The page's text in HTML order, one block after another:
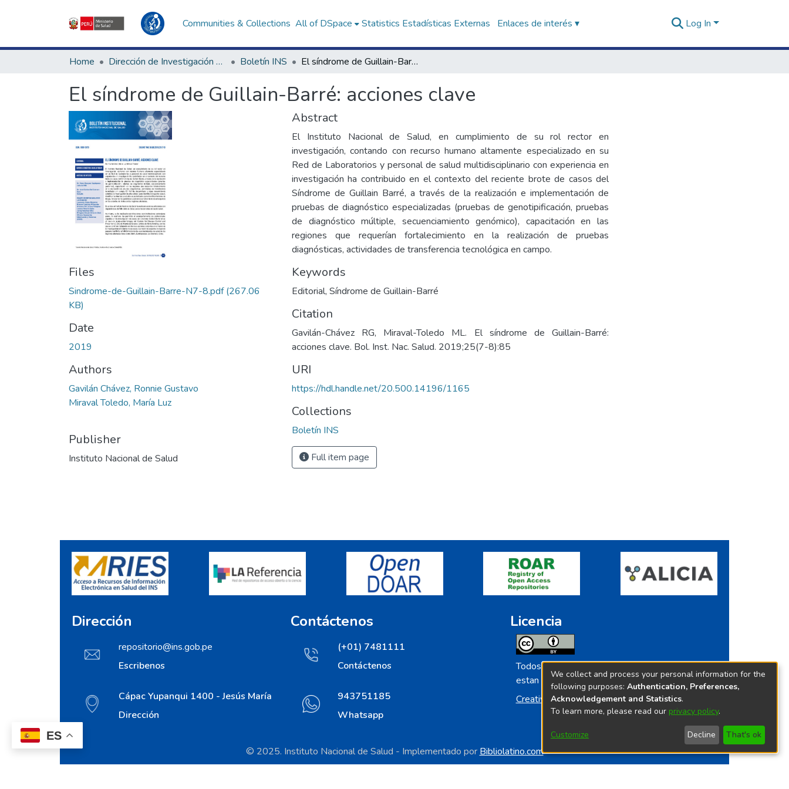
ES
Communities & Collections All of DSpace Statistics Estadísticas Externas Enlaces de interés ▾ Log In
Home Dirección de Investigación e Innovación en Salud Boletín INS El síndrome de Guillain-Barré: acciones clave
El síndrome de Guillain-Barré: acciones clave
Files
Sindrome-de-Guillain-Barre-N7-8.pdf(267.06
KB)
Date
2019
Authors
Gavilán Chávez, Ronnie Gustavo
Miraval Toledo, María Luz
Publisher
Instituto Nacional de Salud
Abstract
El Instituto Nacional de Salud, en cumplimiento de su rol rector en
investigación, contando con recurso humano altamente especializado en su
Red de Laboratorios y personal de salud multidisciplinario con experiencia en
investigación ha contribuido en el contexto del reciente brote de casos del
Síndrome de Guillain Barré, a través de la realización e implementación de
pruebas de diagnóstico especializadas (pruebas de genotipificación, pruebas
de diagnóstico múltiple, secuenciamiento genómico), capacitación en las
regiones que requerían fortalecimiento en la realización de pruebas
diagnósticas, actividades de transferencia tecnológica en campo.
Keywords
Editorial, Síndrome de Guillain-Barré
Citation
Gavilán-Chávez RG, Miraval-Toledo ML. El síndrome de Guillain-Barré:
acciones clave. Bol. Inst. Nac. Salud. 2019;25(7-8):85
URI
https://hdl.handle.net/20.500.14196/1165
Collections
Boletín INS
Full item page
Dirección
repositorio@ins.gob.pe
Escribenos
Cápac Yupanqui 1400 - Jesús María
Dirección
Contáctenos
(+01) 7481111
Contáctenos
943751185
Whatsapp
Licencia
Todos los contenidos de repositorio.ins.gob.pe
estan licenciados bajo
Creative Commoms License
© 2025. Instituto Nacional de Salud - Implementado por Bibliolatino.com
We collect and process your personal information for the
following purposes: Authentication, Preferences,
Acknowledgement and Statistics.
To learn more, please read our privacy policy.
Customize Decline That's ok